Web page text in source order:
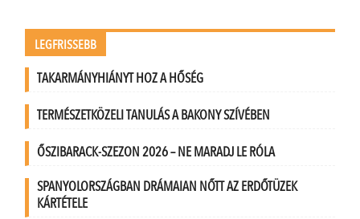
LEGFRISSEBB
TAKARMÁNYHIÁNYT HOZ A HŐSÉG
TERMÉSZETKÖZELI TANULÁS A BAKONY SZÍVÉBEN
ŐSZIBARACK-SZEZON 2026 – NE MARADJ LE RÓLA
SPANYOLORSZÁGBAN DRÁMAIAN NŐTT AZ ERDŐTÜZEK
KÁRTÉTELE